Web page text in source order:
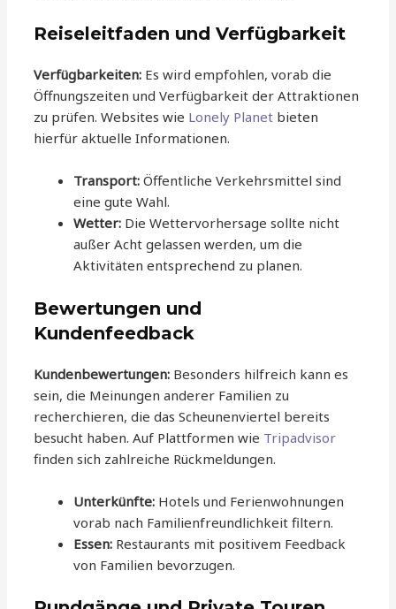
Reiseleitfaden und Verfügbarkeit
Verfügbarkeiten: Es wird empfohlen, vorab die
Öffnungszeiten und Verfügbarkeit der Attraktionen
zu prüfen. Websites wie Lonely Planet bieten
hierfür aktuelle Informationen.
Transport: Öffentliche Verkehrsmittel sind
eine gute Wahl.
Wetter: Die Wettervorhersage sollte nicht
außer Acht gelassen werden, um die
Aktivitäten entsprechend zu planen.
Bewertungen und
Kundenfeedback
Kundenbewertungen: Besonders hilfreich kann es
sein, die Meinungen anderer Familien zu
recherchieren, die das Scheunenviertel bereits
besucht haben. Auf Plattformen wie Tripadvisor
finden sich zahlreiche Rückmeldungen.
Unterkünfte: Hotels und Ferienwohnungen
vorab nach Familienfreundlichkeit filtern.
Essen: Restaurants mit positivem Feedback
von Familien bevorzugen.